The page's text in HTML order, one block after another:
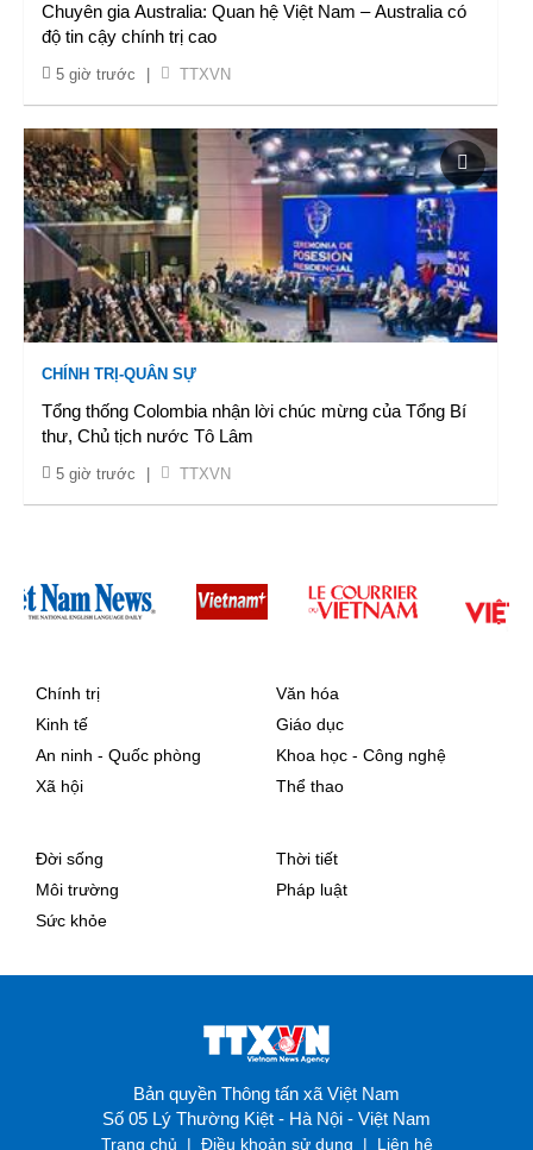
Chuyên gia Australia: Quan hệ Việt Nam – Australia có
độ tin cậy chính trị cao
5 giờ trước TTXVN
CHÍNH TRỊ-QUÂN SỰ
Tổng thống Colombia nhận lời chúc mừng của Tổng Bí
thư, Chủ tịch nước Tô Lâm
5 giờ trước TTXVN
Chính trị
Kinh tế
An ninh - Quốc phòng
Xã hội
Văn hóa
Giáo dục
Khoa học - Công nghệ
Thể thao
Đời sống
Môi trường
Sức khỏe
Thời tiết
Pháp luật
Bản quyền Thông tấn xã Việt Nam
Số 05 Lý Thường Kiệt - Hà Nội - Việt Nam
Trang chủ | Điều khoản sử dụng | Liên hệ